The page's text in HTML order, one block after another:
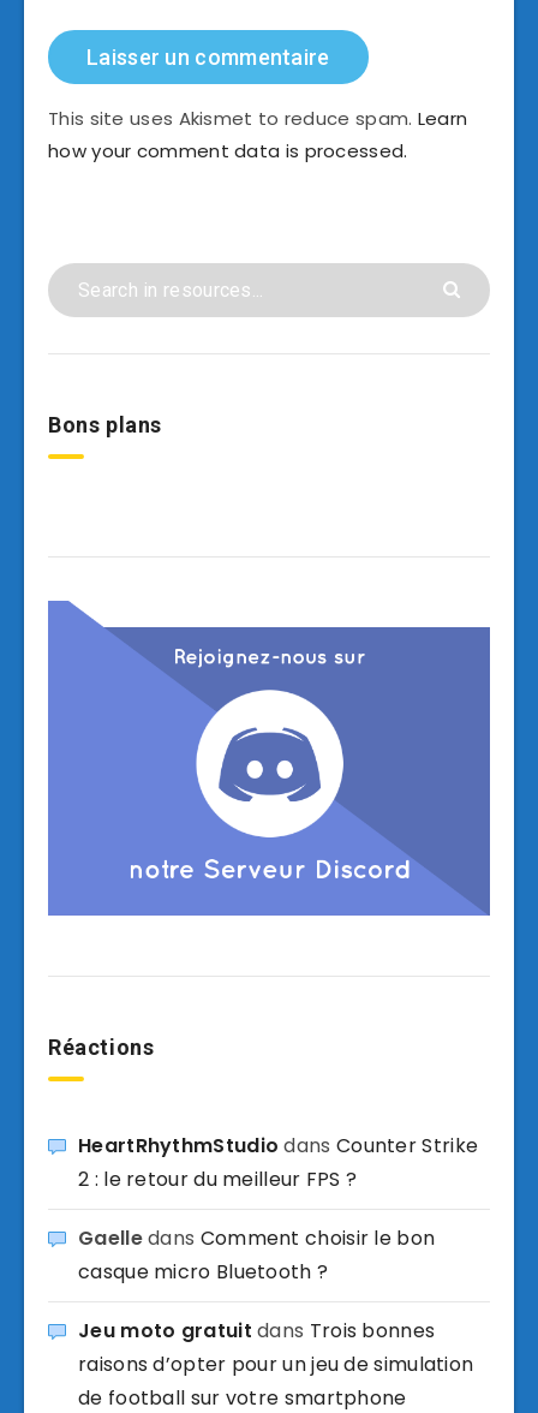
This site uses Akismet to reduce spam. Learn
how your comment data is processed.
Bons plans
Réactions
HeartRhythmStudio dans Counter Strike
2 : le retour du meilleur FPS ?
Gaelledans Comment choisir le bon
casque micro Bluetooth ?
Jeu moto gratuit dans Trois bonnes
raisons d’opter pour un jeu de simulation
de football sur votre smartphone